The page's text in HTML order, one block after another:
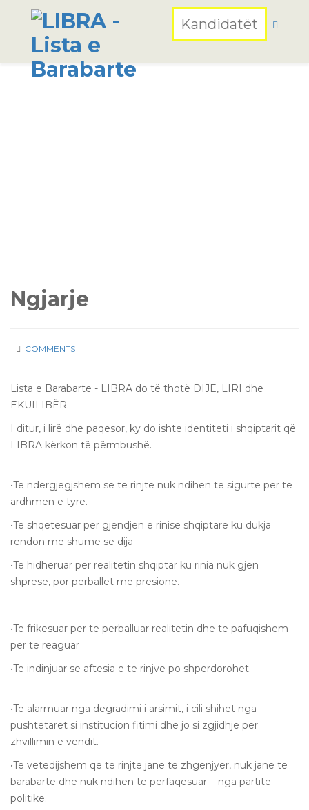
Kandidatët
Ngjarje
2016
COMMENTS
Lista e Barabarte - LIBRA do të thotë DIJE, LIRI dhe
EKUILIBËR.
I ditur, i lirë dhe paqesor, ky do ishte identiteti i shqiptarit që
LIBRA kërkon të përmbushë.
•Te ndergjegjshem se te rinjte nuk ndihen te sigurte per te
ardhmen e tyre.
•Te shqetesuar per gjendjen e rinise shqiptare ku dukja
rendon me shume se dija
•Te hidheruar per realitetin shqiptar ku rinia nuk gjen
shprese, por perballet me presione.
•Te frikesuar per te perballuar realitetin dhe te pafuqishem
per te reaguar
•Te indinjuar se aftesia e te rinjve po shperdorohet.
•Te alarmuar nga degradimi i arsimit, i cili shihet nga
pushtetaret si institucion fitimi dhe jo si zgjidhje per
zhvillimin e vendit.
•Te vetedijshem qe te rinjte jane te zhgenjyer, nuk jane te
barabarte dhe nuk ndihen te perfaqesuar nga partite
politike.